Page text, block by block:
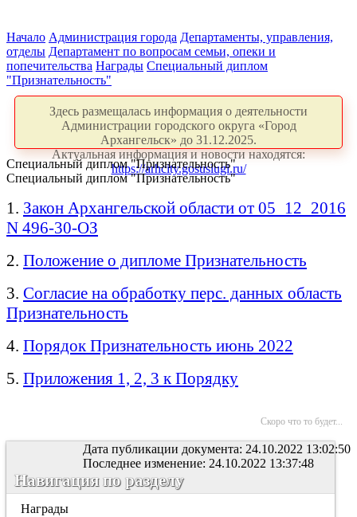
Начало Администрация города Департаменты, управления,
отделы Департамент по вопросам семьи, опеки и
попечительства Награды Специальный диплом
"Признательность"
Здесь размещалась информация о деятельности
Администрации городского округа «Город
Архангельск» до 31.12.2025.
Актуальная информация и новости находятся:
https://arhcity.gosuslugi.ru/
Специальный диплом "Признательность"
Специальный диплом "Признательность"
1. Закон Архангельской области от 05_12_2016
N 496-30-ОЗ
2. Положение о дипломе Признательность
3. Согласие на обработку перс. данных область
Признательность
4. Порядок Признательность июнь 2022
5. Приложения 1, 2, 3 к Порядку
Скоро что то будет...
Дата публикации документа: 24.10.2022 13:02:50
Последнее изменение: 24.10.2022 13:37:48
Навигация по разделу
Награды